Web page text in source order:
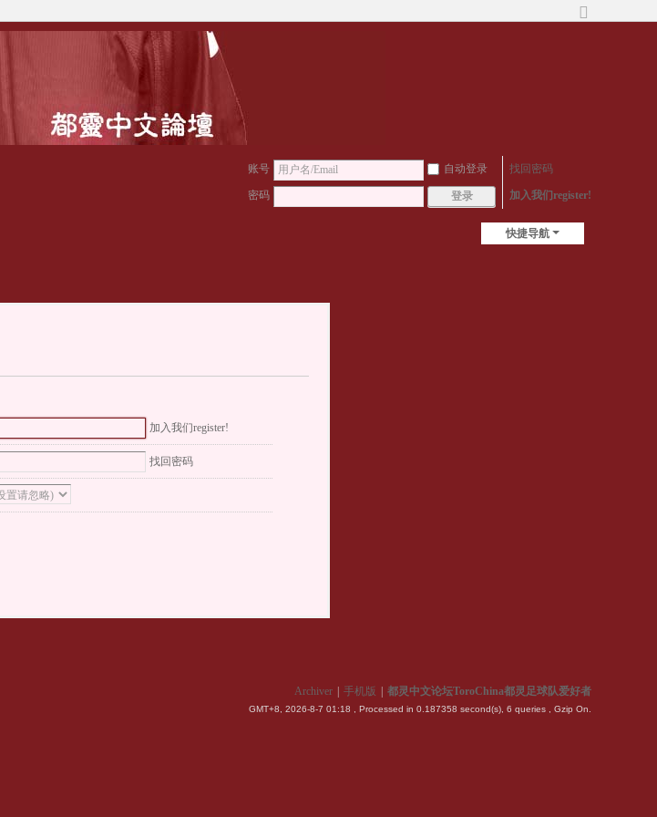
账号 自动登录 找回密码
密码 登录 加入我们register!
快捷导航
加入我们register!
找回密码
Archiver 手机版 都灵中文论坛ToroChina都灵足球队爱好者
GMT+8, 2026-8-7 01:18 , Processed in 0.187358 second(s), 6 queries , Gzip On.